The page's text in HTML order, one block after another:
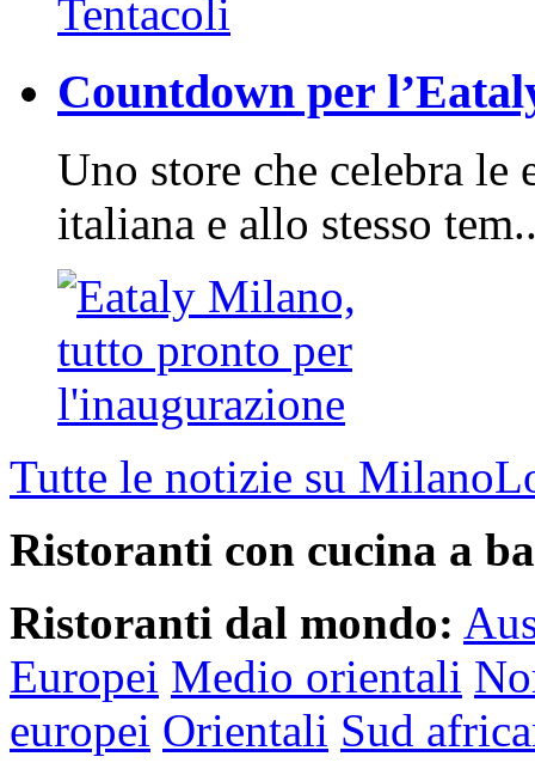
Countdown per
Uno store che celebra le
italiana e allo stesso
Tutte le notizie su
Ristoranti con cucina a
Ristoranti dal mondo:
Europei Medio orientali
europei Orientali Sud